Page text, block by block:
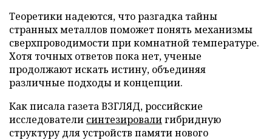
Теоретики надеются, что разгадка тайны
странных металлов поможет понять механизмы
сверхпроводимости при комнатной температуре.
Хотя точных ответов пока нет, ученые
продолжают искать истину, объединяя
различные подходы и концепции.
Как писала газета ВЗГЛЯД, российские
исследователи синтезировалигибридную
структуру для устройств памяти нового